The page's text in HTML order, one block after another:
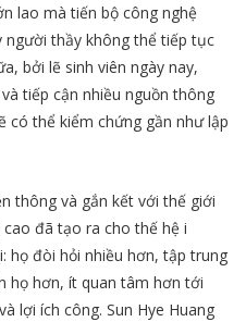
lao mà tiến bộ công nghệ
người thầy không thể tiếp tục
bởi lẽ sinh viên ngày nay,
tiếp cận nhiều nguồn thông
có thể kiểm chứng gần như lập
thông và gắn kết với thế giới
đã tạo ra cho thế hệ i
họ đòi hỏi nhiều hơn, tập trung
họ hơn, ít quan tâm hơn tới
lợi ích công. Sun Hye Huang